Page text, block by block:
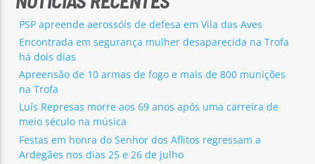
PSP apreende aerossóis de defesa em Vila das Aves
Encontrada em segurança mulher desaparecida na Trofa
há dois dias
Apreensão de 10 armas de fogo e mais de 800 munições
na Trofa
Luís Represas morre aos 69 anos após uma carreira de
meio século na música
Festas em honra do Senhor dos Aflitos regressam a
Ardegães nos dias 25 e 26 de julho